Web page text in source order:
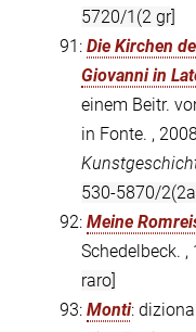
5720/1(2 gr]
91: Die Kirchen
Giovanni in
einem Beitr.
in Fonte. ,
530-5870/2(2a]
92: Meine
Schedelbeck. ,
raro]
93: Monti: